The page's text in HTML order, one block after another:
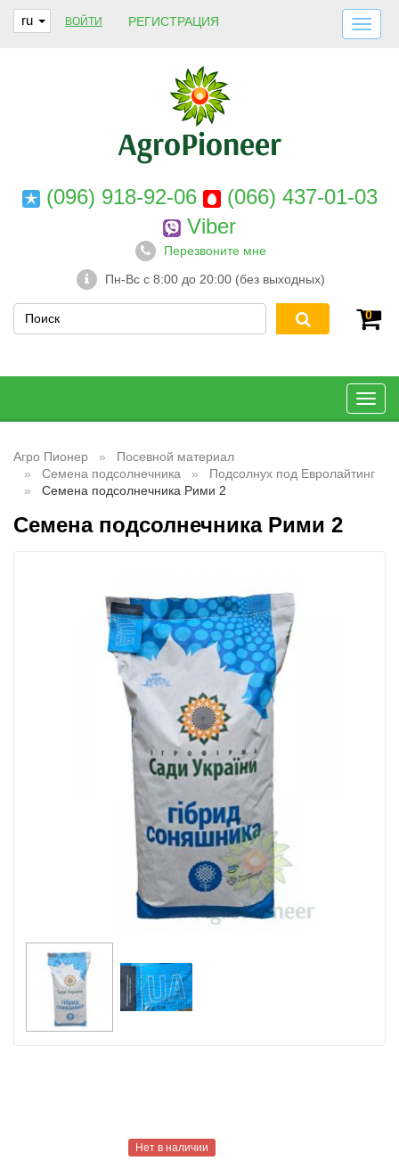
ru ВОЙТИ РЕГИСТРАЦИЯ
ДОСТАВКА И ОПЛАТА
О НАС
ГАРАНТИИ
КОНТАКТЫ
(096) 918-92-06
(066) 437-01-03
Viber
Перезвоните мне
Пн-Вс с 8:00 до 20:00 (без выходных)
0
Агро Пионер
Посевной материал
Семена подсолнечника
Подсолнух под Евролайтинг
Семена подсолнечника Рими 2
Семена подсолнечника Рими 2
Нет в наличии